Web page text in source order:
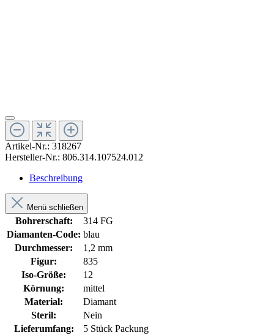
Artikel-Nr.: 318267
Hersteller-Nr.: 806.314.107524.012
Beschreibung
Menü schließen
Bohrerschaft:
314 FG
Diamanten-Code: blau
Durchmesser:
1,2 mm
Figur:
835
Iso-Größe:
12
Körnung:
mittel
Material:
Diamant
Steril:
Nein
Lieferumfang:
5 Stück Packung